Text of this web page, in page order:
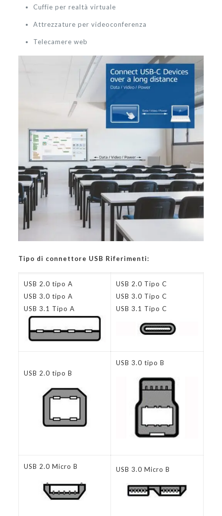
Cuffie per realtà virtuale
Attrezzature per videoconferenza
Telecamere web
Tipo di connettore USB Riferimenti:
USB 2.0 tipo A
USB 3.0 tipo A
USB 3.1 Tipo A
USB 2.0 Tipo C
USB 3.0 Tipo C
USB 3.1 Tipo C
USB 2.0 tipo B
USB 3.0 tipo B
USB 2.0 Micro B USB 3.0 Micro B